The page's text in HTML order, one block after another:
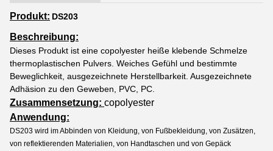
Produkt: DS203
Beschreibung:
Dieses Produkt ist eine copolyester heiße klebende Schmelze
thermoplastischen Pulvers. Weiches Gefühl und bestimmte
Beweglichkeit, ausgezeichnete Herstellbarkeit. Ausgezeichnete
Adhäsion zu den Geweben, PVC, PC.
Zusammensetzung: copolyester
Anwendung:
DS203 wird im Abbinden von Kleidung, von Fußbekleidung, von Zusätzen,
von reflektierenden Materialien, von Handtaschen und von Gepäck